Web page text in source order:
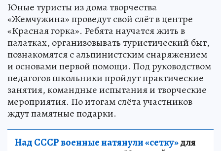
Юные туристы из дома творчества
«Жемчужина» проведут свой слёт в центре
«Красная горка». Ребята научатся жить в
палатках, организовывать туристический быт,
познакомятся с альпинистским снаряжением
и основами первой помощи. Под руководством
педагогов школьники пройдут практические
занятия, командные испытания и творческие
мероприятия. По итогам слёта участников
ждут памятные подарки.
Над СССР военные натянули «сетку»для